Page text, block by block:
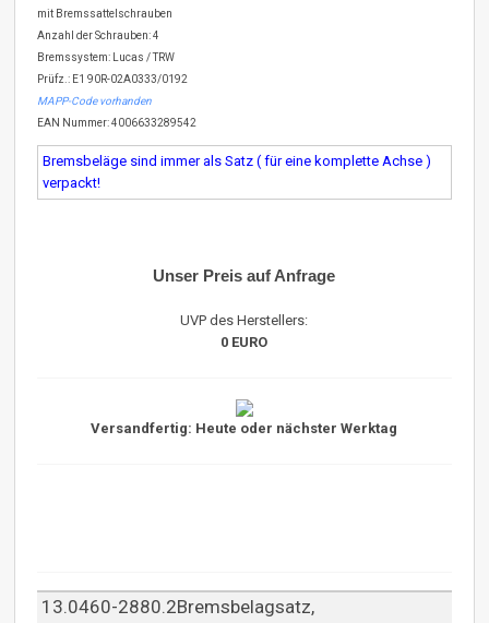
mit Bremssattelschrauben
Anzahl der Schrauben: 4
Bremssystem: Lucas / TRW
Prüfz.: E1 90R-02A0333/0192
MAPP-Code vorhanden
EAN Nummer: 4006633289542
Bremsbeläge sind immer als Satz ( für eine komplette Achse )
verpackt!
Unser Preis auf Anfrage
UVP des Herstellers:
0 EURO
Versandfertig: Heute oder nächster Werktag
13.0460-2880.2Bremsbelagsatz,